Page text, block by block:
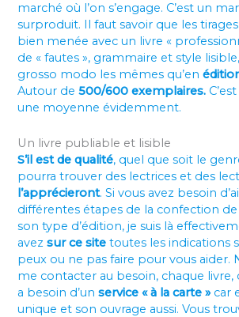
marché où l’on s’engage. C’est un
surproduit. Il faut savoir que les
bien menée avec un livre «
de « fautes », grammaire et style
grosso modo les mêmes qu’en
Autour de500/600 exemplaires.
une moyenne évidemment.
Un livre publiable et lisible
S’il est de qualité, quel que soit le
pourra trouver des lectrices et des
l’apprécieront. Si vous avez besoin
différentes étapes de la confection
son type d’édition, je suis là
avez sur ce site toutes les indications
peux ou ne pas faire pour vous aider.
me contacter au besoin, chaque livre,
a besoin d’unservice « à la carte »car
unique et son ouvrage aussi. Vous